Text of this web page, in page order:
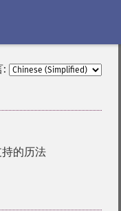
:
的历法